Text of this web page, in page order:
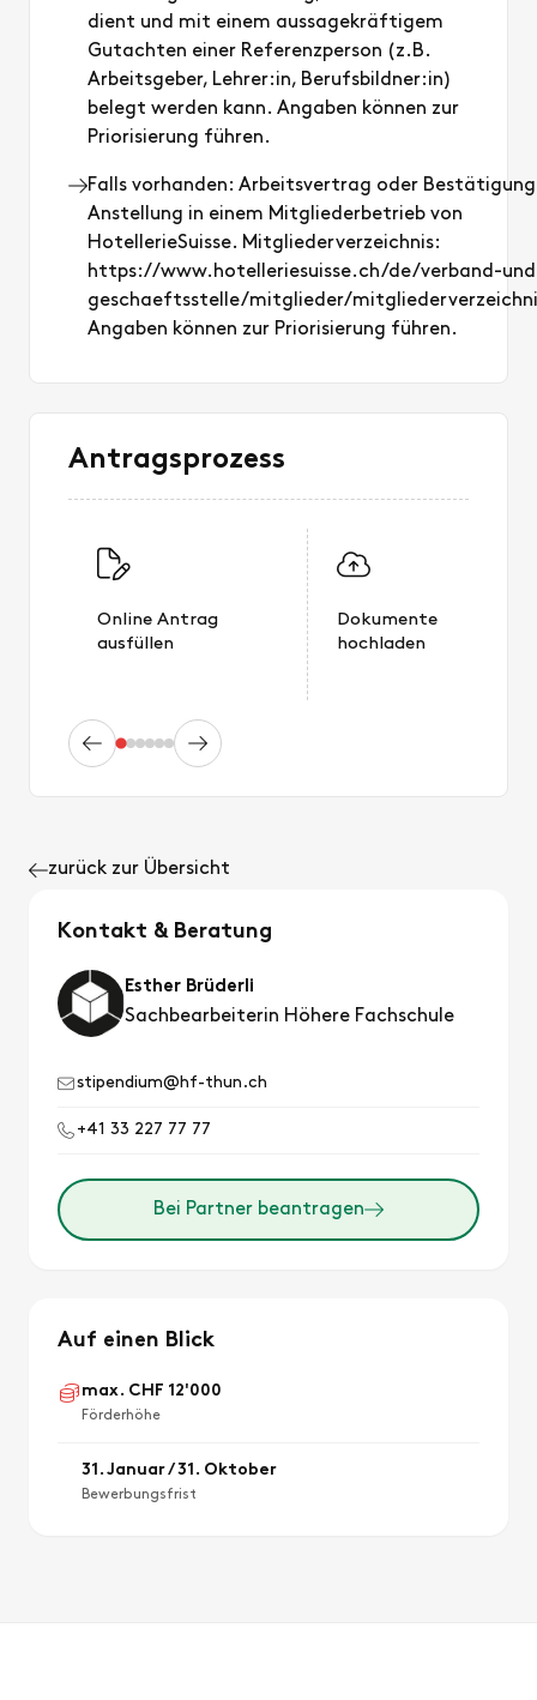
dient und mit einem aussagekräftigem
Gutachten einer Referenzperson (z.B.
Arbeitsgeber, Lehrer:in, Berufsbildner:in)
belegt werden kann. Angaben können zur
Priorisierung führen.
Falls vorhanden: Arbeitsvertrag oder Bestätigung
Anstellung in einem Mitgliederbetrieb von
HotellerieSuisse. Mitgliederverzeichnis:
https://www.hotelleriesuisse.ch/de/verband-
geschaeftsstelle/mitglieder/
Angaben können zur Priorisierung führen.
Antragsprozess
Online Antrag
ausfüllen
Dokumente
hochladen
zurück zur Übersicht
Kontakt & Beratung
Esther Brüderli
Sachbearbeiterin Höhere Fachschule
stipendium@hf-thun.ch
+41 33 227 77 77
Bei Partner beantragen
Auf einen Blick
max. CHF 12'000
Förderhöhe
31. Januar / 31. Oktober
Bewerbungsfrist